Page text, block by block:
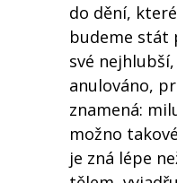
do dění,
budeme stát
své
anulováno,
znamená:
možno
je zná lépe